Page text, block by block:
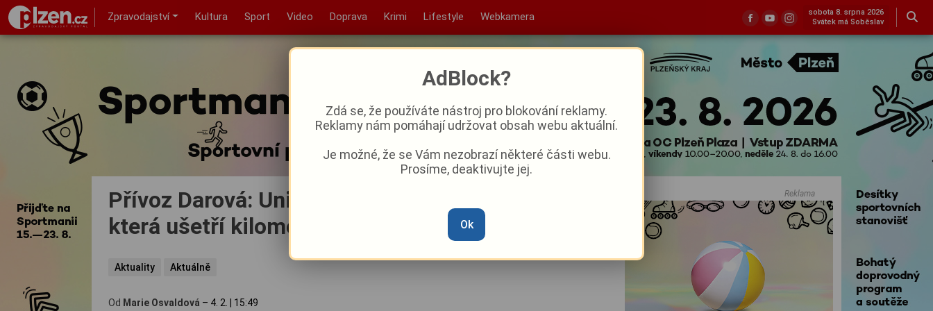
Zpravodajství Kultura Sport Video Doprava Krimi Lifestyle Webkamera
sobota 8. srpna 2026
Svátek má Soběslav
Přívoz Darová: Unikátní spojka přes Berounku,
která ušetří kilometry i čas
Aktuality Aktuálně
Od Marie Osvaldová – 4. 2. 15:49
Reklama
AdBlock?
Zdá se, že používáte nástroj pro blokování reklamy.
Reklamy nám pomáhají udržovat obsah webu aktuální.
Je možné, že se Vám nezobrazí některé části webu.
Prosíme, deaktivujte jej.
Ok